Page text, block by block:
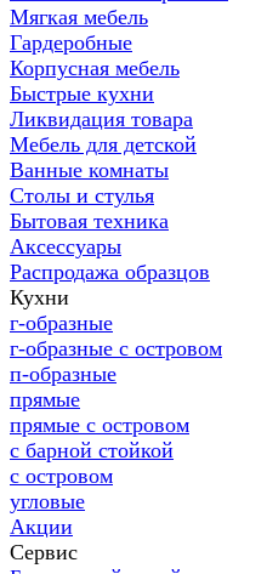
Мягкая мебель
Гардеробные
Корпусная мебель
Быстрые кухни
Ликвидация товара
Мебель для детской
Ванные комнаты
Столы и стулья
Бытовая техника
Аксессуары
Распродажа образцов
Кухни
г-образные
г-образные с островом
п-образные
прямые
прямые с островом
с барной стойкой
с островом
угловые
Акции
Сервис